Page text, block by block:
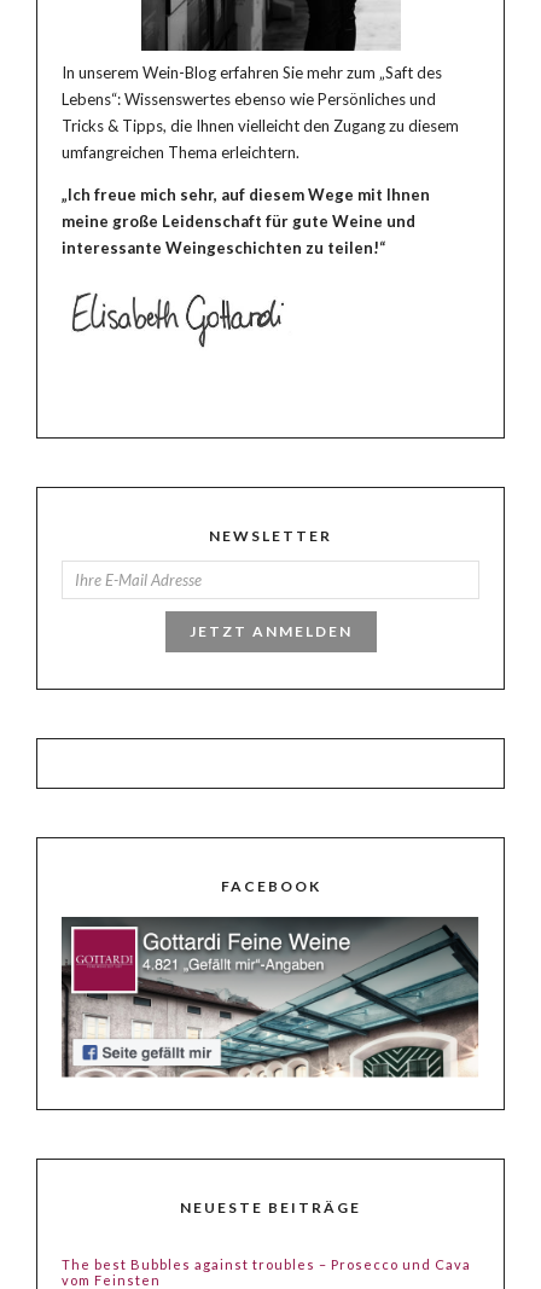
In unserem Wein-Blog erfahren Sie mehr zum „Saft des
Lebens“: Wissenswertes ebenso wie Persönliches und
Tricks & Tipps, die Ihnen vielleicht den Zugang zu diesem
umfangreichen Thema erleichtern.
„Ich freue mich sehr, auf diesem Wege mit Ihnen
meine große Leidenschaft für gute Weine und
interessante Weingeschichten zu teilen!“
NEWSLETTER
JETZT ANMELDEN
FACEBOOK
NEUESTE BEITRÄGE
The best Bubbles against troubles – Prosecco und Cava
vom Feinsten